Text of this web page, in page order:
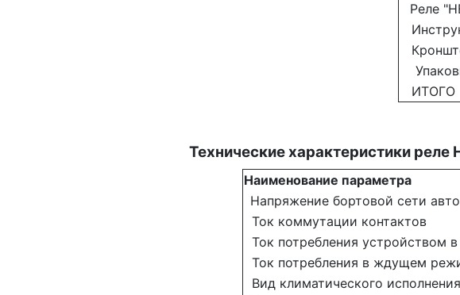
Реле
ИТОГО
Технические характеристики
Наименование параметра
Напряжение бортовой сети
Ток коммутации контактов
Ток потребления устройством
Ток потребления в ждущем
Вид климатического исполнения